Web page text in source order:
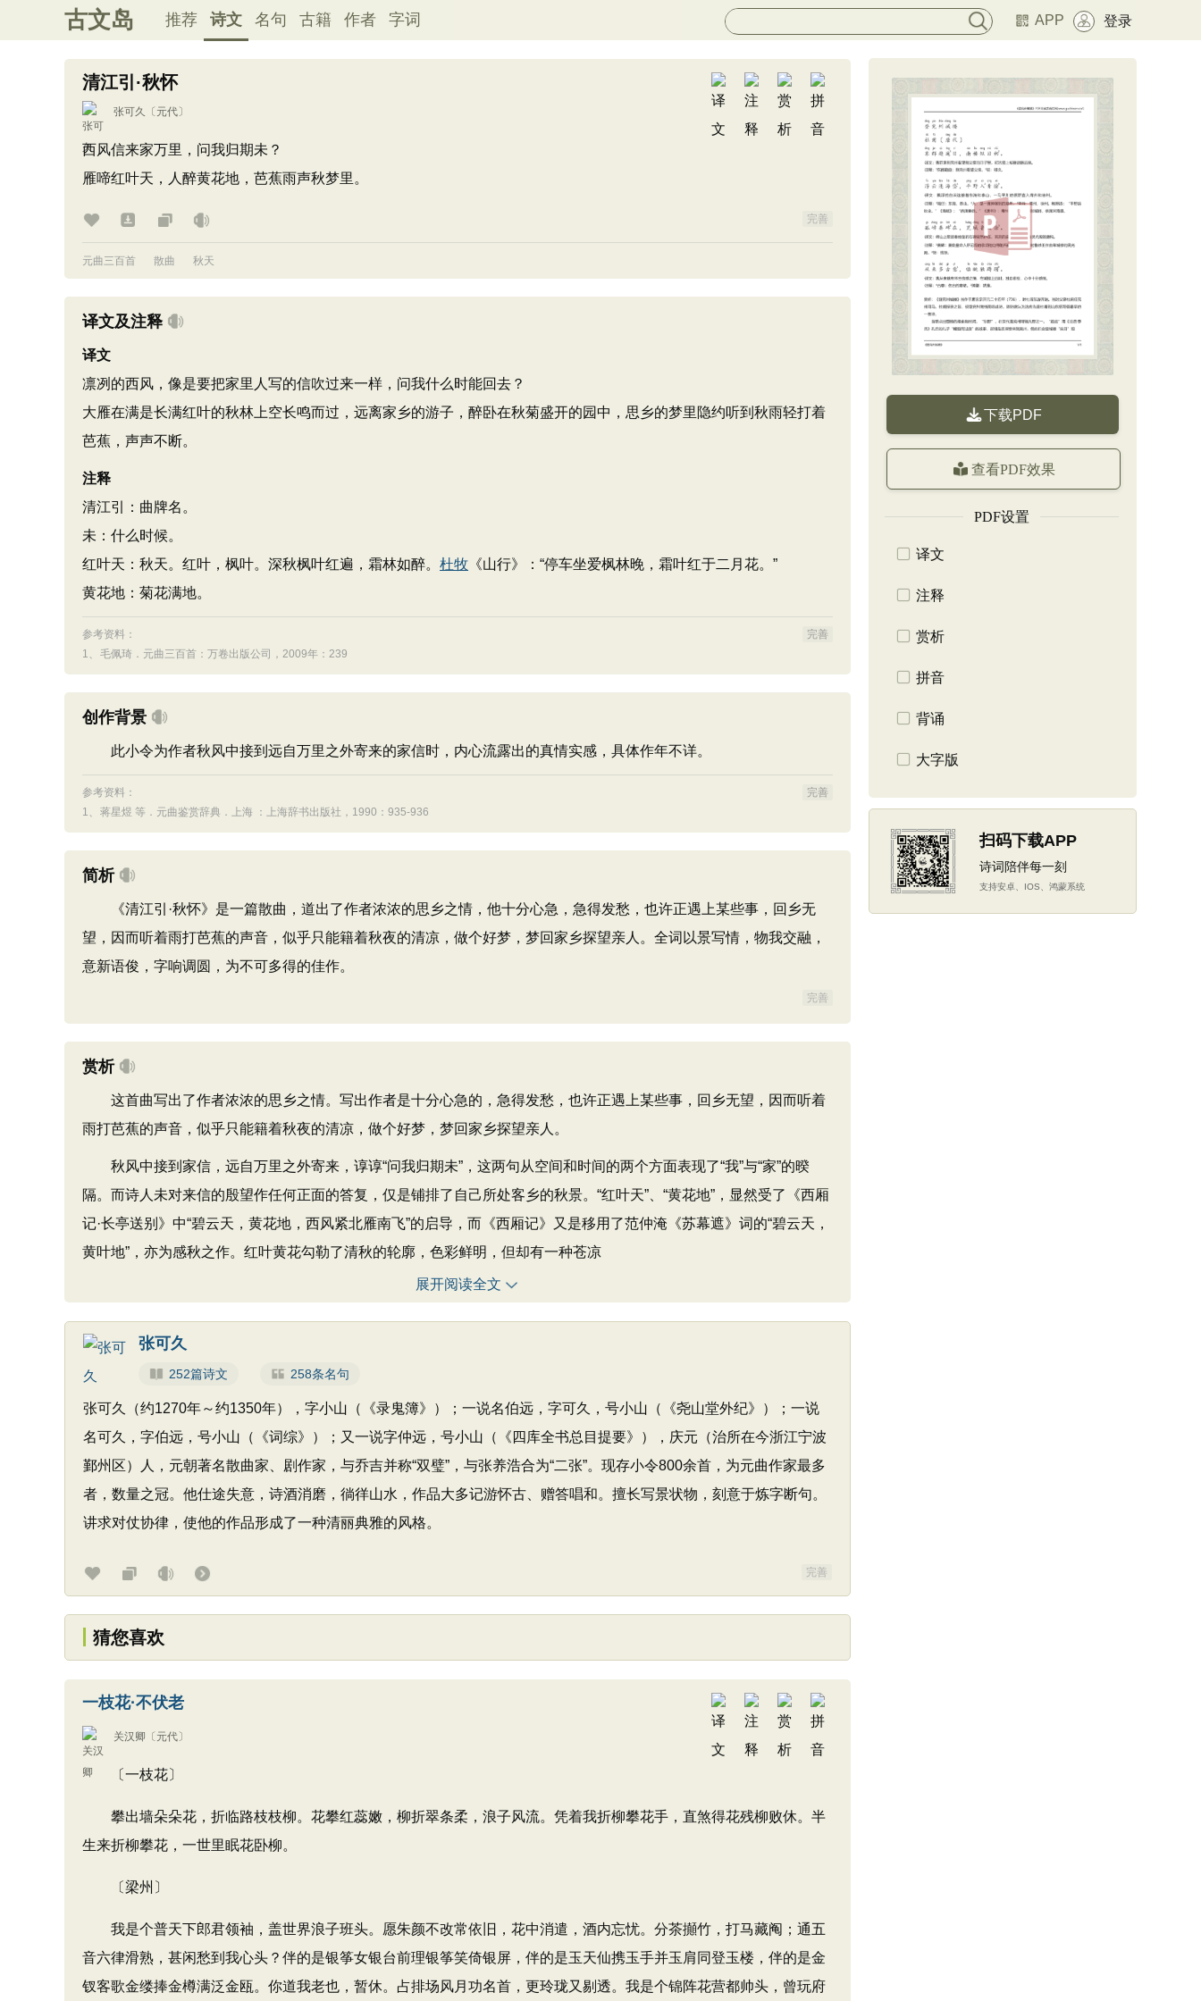
古文岛 推荐 诗文 名句 古籍 作者 字词 APP 登录
清江引·秋怀
张可久 〔元代〕
西风信来家万里，问我归期未？
雁啼红叶天，人醉黄花地，芭蕉雨声秋梦里。
完善
元曲三百首 散曲 秋天
译文及注释
译文
凛冽的西风，像是要把家里人写的信吹过来一样，问我什么时能回去？
大雁在满是长满红叶的秋林上空长鸣而过，远离家乡的游子，醉卧在秋菊盛开的园中，思乡的梦里隐约听到秋雨轻打着
芭蕉，声声不断。
注释
清江引：曲牌名。
未：什么时候。
红叶天：秋天。红叶，枫叶。深秋枫叶红遍，霜林如醉。 杜牧 《山行》：“停车坐爱枫林晚，霜叶红于二月花。”
黄花地：菊花满地。
参考资料：
完善
1、 毛佩琦．元曲三百首：万卷出版公司，2009年：239
创作背景
此小令为作者秋风中接到远自万里之外寄来的家信时，内心流露出的真情实感，具体作年不详。
参考资料：
完善
1、 蒋星煜 等．元曲鉴赏辞典．上海 ：上海辞书出版社，1990：935-936
简析
《清江引·秋怀》是一篇散曲，道出了作者浓浓的思乡之情，他十分心急，急得发愁，也许正遇上某些事，回乡无
望，因而听着雨打芭蕉的声音，似乎只能籍着秋夜的清凉，做个好梦，梦回家乡探望亲人。全词以景写情，物我交融，
意新语俊，字响调圆，为不可多得的佳作。
完善
赏析
这首曲写出了作者浓浓的思乡之情。写出作者是十分心急的，急得发愁，也许正遇上某些事，回乡无望，因而听着
雨打芭蕉的声音，似乎只能籍着秋夜的清凉，做个好梦，梦回家乡探望亲人。
秋风中接到家信，远自万里之外寄来，谆谆“问我归期未”，这两句从空间和时间的两个方面表现了“我”与“家”的暌
隔。而诗人未对来信的殷望作任何正面的答复，仅是铺排了自己所处客乡的秋景。“红叶天”、“黄花地”，显然受了《西厢
记·长亭送别》中“碧云天，黄花地，西风紧北雁南飞”的启导，而《西厢记》又是移用了范仲淹《苏幕遮》词的“碧云天，
黄叶地”，亦为感秋之作。红叶黄花勾勒了清秋的轮廓，色彩鲜明，但却有一种苍凉
展开阅读全文
张可久
252篇诗文 258条名句
张可久（约1270年～约1350年），字小山（《录鬼簿》）；一说名伯远，字可久，号小山（《尧山堂外纪》）；一说
名可久，字伯远，号小山（《词综》）；又一说字仲远，号小山（《四库全书总目提要》），庆元（治所在今浙江宁波
鄞州区）人，元朝著名散曲家、剧作家，与乔吉并称“双璧”，与张养浩合为“二张”。现存小令800余首，为元曲作家最多
者，数量之冠。他仕途失意，诗酒消磨，徜徉山水，作品大多记游怀古、赠答唱和。擅长写景状物，刻意于炼字断句。
讲求对仗协律，使他的作品形成了一种清丽典雅的风格。
完善
猜您喜欢
一枝花·不伏老
关汉卿 〔元代〕
〔一枝花〕
攀出墙朵朵花，折临路枝枝柳。花攀红蕊嫩，柳折翠条柔，浪子风流。凭着我折柳攀花手，直煞得花残柳败休。半
生来折柳攀花，一世里眠花卧柳。
〔梁州〕
我是个普天下郎君领袖，盖世界浪子班头。愿朱颜不改常依旧，花中消遣，酒内忘忧。分茶攧竹，打马藏阄；通五
音六律滑熟，甚闲愁到我心头？伴的是银筝女银台前理银筝笑倚银屏，伴的是玉天仙携玉手并玉肩同登玉楼，伴的是金
钗客歌金缕捧金樽满泛金瓯。你道我老也，暂休。占排场风月功名首，更玲珑又剔透。我是个锦阵花营都帅头，曾玩府
下载PDF
查看PDF效果
PDF设置
译文
注释
赏析
拼音
背诵
大字版
扫码下载APP
诗词陪伴每一刻
支持安卓、IOS、鸿蒙系统